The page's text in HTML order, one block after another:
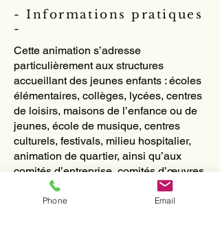
- Informations pratiques
-
Cette animation s’adresse
particulièrement aux structures
accueillant des jeunes enfants : écoles
élémentaires, collèges, lycées, centres
de loisirs, maisons de l’enfance ou de
jeunes, école de musique, centres
culturels, festivals, milieu hospitalier,
animation de quartier, ainsi qu’aux
comités d’entreprise, comités d’œuvres
sociales, etc...
Phone Email